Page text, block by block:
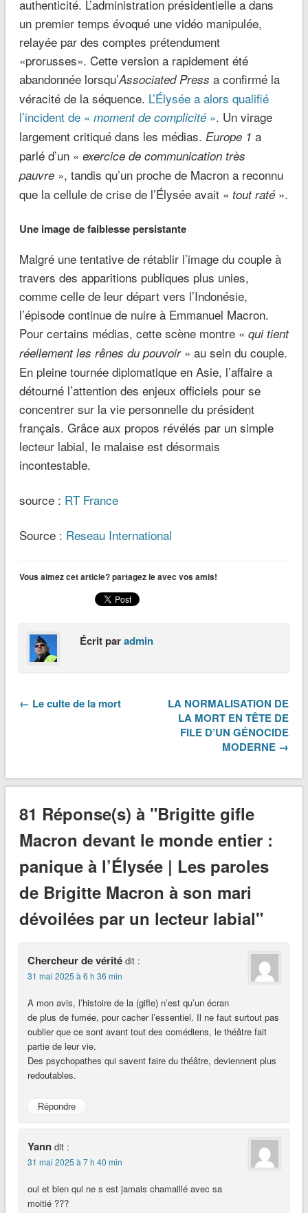
authenticité. L’administration présidentielle a dans
un premier temps évoqué une vidéo manipulée,
relayée par des comptes prétendument
«prorusses». Cette version a rapidement été
abandonnée lorsqu’Associated Press a confirmé la
véracité de la séquence. L’Élysée a alors qualifié
l’incident de « moment de complicité». Un virage
largement critiqué dans les médias. Europe 1 a
parlé d’un « exercice de communication très
pauvre», tandis qu’un proche de Macron a reconnu
que la cellule de crise de l’Élysée avait « tout raté».
Une image de faiblesse persistante
Malgré une tentative de rétablir l’image du couple à
travers des apparitions publiques plus unies,
comme celle de leur départ vers l’Indonésie,
l’épisode continue de nuire à Emmanuel Macron.
Pour certains médias, cette scène montre « qui tient
réellement les rênes du pouvoir» au sein du couple.
En pleine tournée diplomatique en Asie, l’affaire a
détourné l’attention des enjeux officiels pour se
concentrer sur la vie personnelle du président
français. Grâce aux propos révélés par un simple
lecteur labial, le malaise est désormais
incontestable.
source : RT France
Source : Reseau International
Vous aimez cet article? partagez le avec vos amis!
Écrit paradmin
← Le culte de la mort
LA NORMALISATION DE
LA MORT EN TÊTE DE
FILE D’UN GÉNOCIDE
MODERNE →
81 Réponse(s) à "Brigitte gifle
Macron devant le monde entier :
panique à l’Élysée | Les paroles
de Brigitte Macron à son mari
dévoilées par un lecteur labial"
Chercheur de vérité dit :
31 mai 2025 à 6 h 36 min
A mon avis, l’histoire de la (gifle) n’est qu’un écran
de plus de fumée, pour cacher l’essentiel. Il ne faut surtout pas
oublier que ce sont avant tout des comédiens, le théâtre fait
partie de leur vie.
Des psychopathes qui savent faire du théâtre, deviennent plus
redoutables.
Répondre
Yann dit :
31 mai 2025 à 7 h 40 min
oui et bien qui ne s est jamais chamaillé avec sa
moitié ???